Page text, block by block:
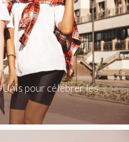
Unis pour célébrer les